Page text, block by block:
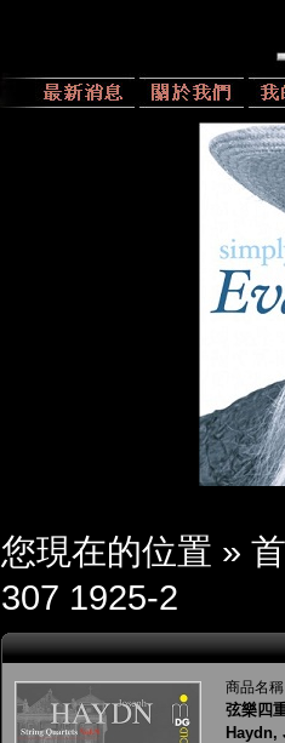
您現在的位置 »
307 1925-2
商品名
弦樂四
Haydn,